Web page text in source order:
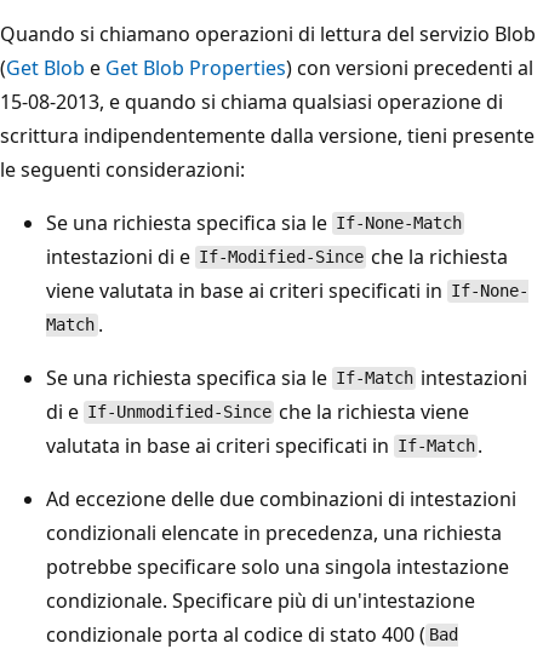
Quando si chiamano operazioni di lettura del servizio Blob
(Get Blob e Get Blob Properties) con versioni precedenti al
15-08-2013, e quando si chiama qualsiasi operazione di
scrittura indipendentemente dalla versione, tieni presente
le seguenti considerazioni:
Se una richiesta specifica sia le If-None-Match
intestazioni di e If-Modified-Since che la richiesta
viene valutata in base ai criteri specificati in If-None-
Match .
Se una richiesta specifica sia le If-Match intestazioni
di e If-Unmodified-Since che la richiesta viene
valutata in base ai criteri specificati in If-Match .
Ad eccezione delle due combinazioni di intestazioni
condizionali elencate in precedenza, una richiesta
potrebbe specificare solo una singola intestazione
condizionale. Specificare più di un'intestazione
condizionale porta al codice di stato 400 ( Bad